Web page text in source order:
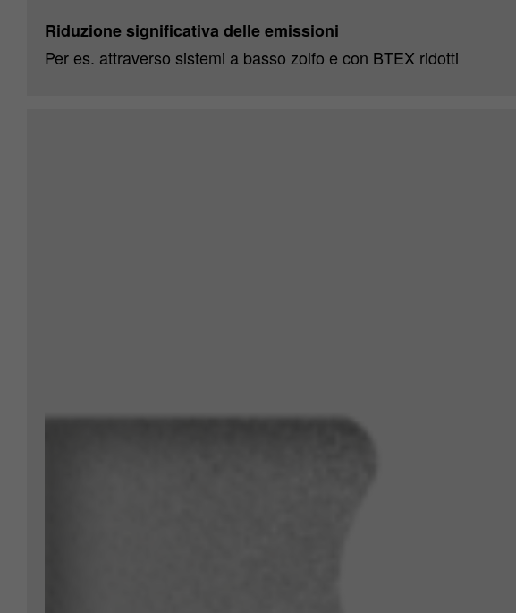
Riduzione significativa delle emissioni
Per es. attraverso sistemi a basso zolfo e con BTEX ridotti